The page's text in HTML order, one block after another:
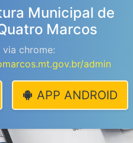
Municipal de
Marcos
chrome:
admin
APP ANDROID